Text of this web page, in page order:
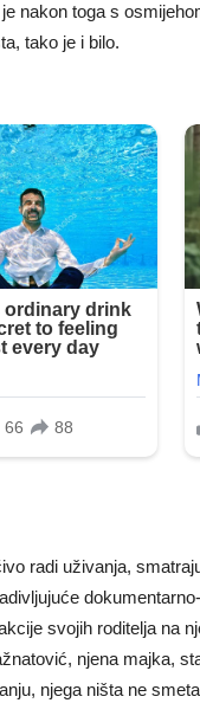
nakon toga s
tako je i bilo.
radi uživanja,
svojih roditelja na
njena majka,
njega ništa ne